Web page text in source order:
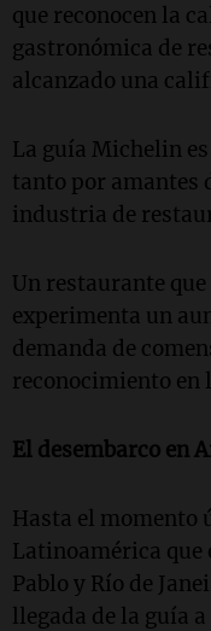
que reconocen la
gastronómica de
alcanzado una
La guía Michelin
tanto por amantes
industria de
Un restaurante
experimenta un
demanda de
reconocimiento en
El desembarco en
Hasta el momento
Latinoamérica que
Pablo y Río de
llegada de la guía